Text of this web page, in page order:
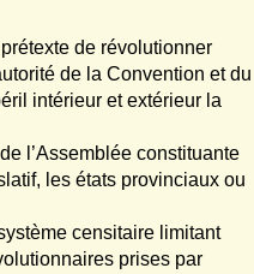
de révolutionner
de la Convention et du
intérieur et extérieur la
l’Assemblée constituante
les états provinciaux ou
censitaire limitant
prises par